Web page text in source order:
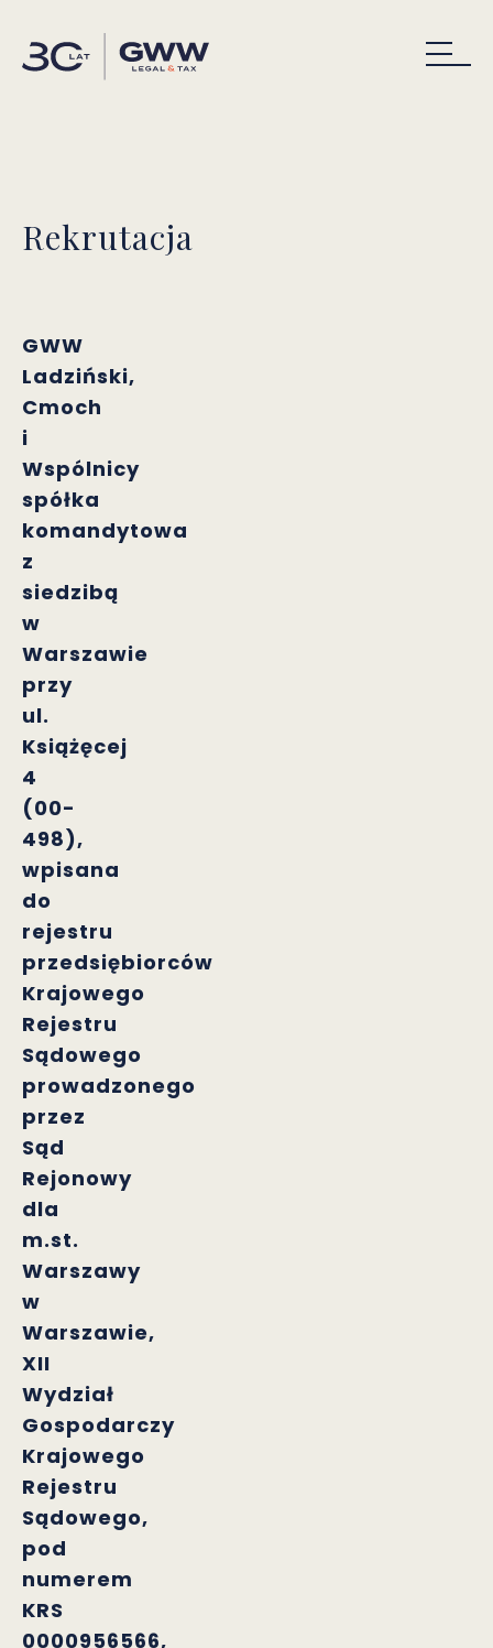
Rekrutacja
GWW
Ladziński,
Cmoch
i
Wspólnicy
spółka
komandytowa
z
siedzibą
w
Warszawie
przy
ul.
Książęcej
4
(00-
498),
wpisana
do
rejestru
przedsiębiorców
Krajowego
Rejestru
Sądowego
prowadzonego
przez
Sąd
Rejonowy
dla
m.st.
Warszawy
w
Warszawie,
XII
Wydział
Gospodarczy
Krajowego
Rejestru
Sądowego,
pod
numerem
KRS
0000956566,